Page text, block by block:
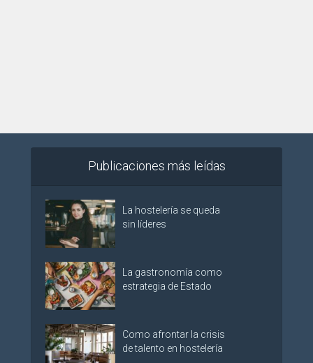
Publicaciones más leídas
La hostelería se queda
sin líderes
La gastronomía como
estrategia de Estado
Como afrontar la crisis
de talento en hostelería